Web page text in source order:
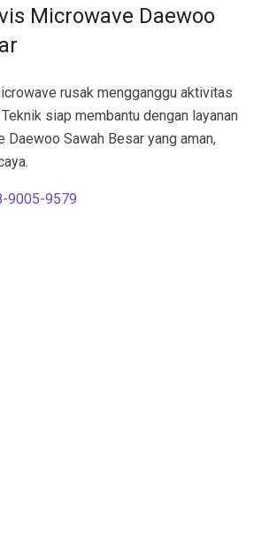
Microwave Daewoo
rusak mengganggu aktivitas
siap membantu dengan layanan
Sawah Besar yang aman,
9005-9579